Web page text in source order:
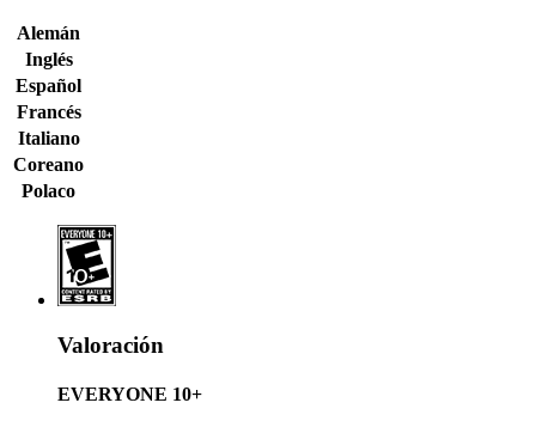
Alemán
Inglés
Español
Francés
Italiano
Coreano
Polaco
Valoración
EVERYONE 10+